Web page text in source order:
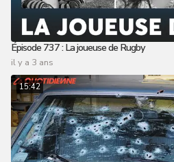
Épisode 737 : La joueuse de Rugby
il y a 3 ans
15:42